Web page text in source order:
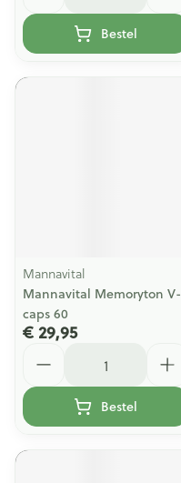
Bestel
Mannavital
Mannavital Memoryton V-
caps 60
€ 29,95
Bestel